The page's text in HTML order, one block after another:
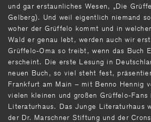
und gar erstaun­liches Wesen, „Die
Gel­berg). Und weil eigentlich niemand
woher der Grüffelo kommt und in
Wald er genau lebt, werden auch wir
Grüffelo-Oma so treibt, wenn das Buch
erscheint. Die erste Lesung in
neuen Buch, so viel steht fest,
Frankfurt am Main – mit Benno Hennig
vielen kleinen und großen Grüffelo-Fans
Literaturhaus. Das Junge Literaturhaus
der Dr. Marschner Stiftung und der